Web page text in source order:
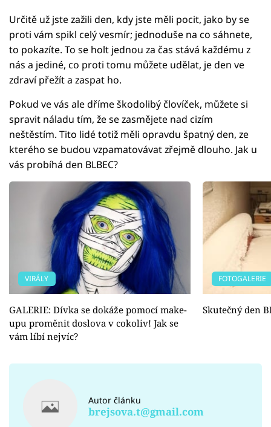
Určitě už jste zažili den, kdy jste měli pocit, jako by se
proti vám spikl celý vesmír; jednoduše na co sáhnete,
to pokazíte. To se holt jednou za čas stává každému z
nás a jediné, co proti tomu můžete udělat, je den ve
zdraví přežít a zaspat ho.
Pokud ve vás ale dříme škodolibý človíček, můžete si
spravit náladu tím, že se zasmějete nad cizím
neštěstím. Tito lidé totiž měli opravdu špatný den, ze
kterého se budou vzpamatovávat zřejmě dlouho. Jak u
vás probíhá den BLBEC?
VIRÁLY
GALERIE: Dívka se dokáže pomocí make-
upu proměnit doslova v cokoliv! Jak se
vám líbí nejvíc?
FOTOGALERIE
Skutečný den
Autor článku
brejsova.t@gmail.com